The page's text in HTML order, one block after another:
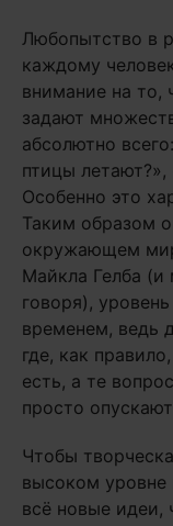
Любопытство в
каждому
внимание на то,
задают
абсолютно
птицы
Особенно это
Таким образом
окружающем
Майкла Гелба (и
говоря),
временем, ведь
где, как
есть, а те
просто
Чтобы
высоком уровне
всё новые идеи,